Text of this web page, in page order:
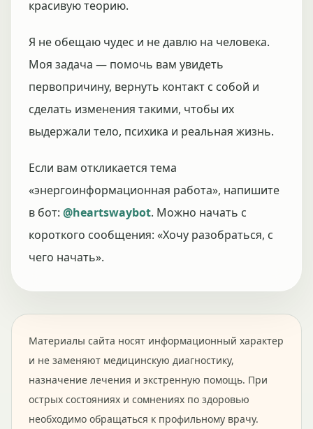
красивую теорию.
Я не обещаю чудес и не давлю на человека.
Моя задача — помочь вам увидеть
первопричину, вернуть контакт с собой и
сделать изменения такими, чтобы их
выдержали тело, психика и реальная жизнь.
Если вам откликается тема
«энергоинформационная работа», напишите
в бот: @heartswaybot. Можно начать с
короткого сообщения: «Хочу разобраться, с
чего начать».
Материалы сайта носят информационный характер
и не заменяют медицинскую диагностику,
назначение лечения и экстренную помощь. При
острых состояниях и сомнениях по здоровью
необходимо обращаться к профильному врачу.